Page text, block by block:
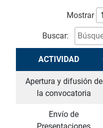
Mostrar
Buscar:
ACTIVIDAD
Apertura y difusión de
la convocatoria
Envío de